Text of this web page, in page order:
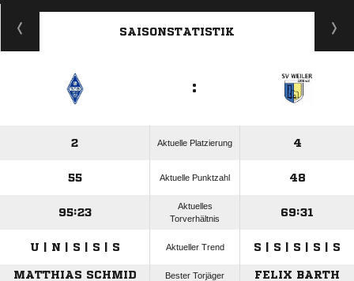
ANZEIGE
SAISONSTATISTIK
:
2 Aktuelle Platzierung 4
55 Aktuelle Punktzahl 48
95:23
Aktuelles
Torverhältnis
69:31
U | N | S | S | S Aktueller Trend S | S | S | S | S
MATTHIAS SCHMID
Bester Torjäger
FELIX BARTH